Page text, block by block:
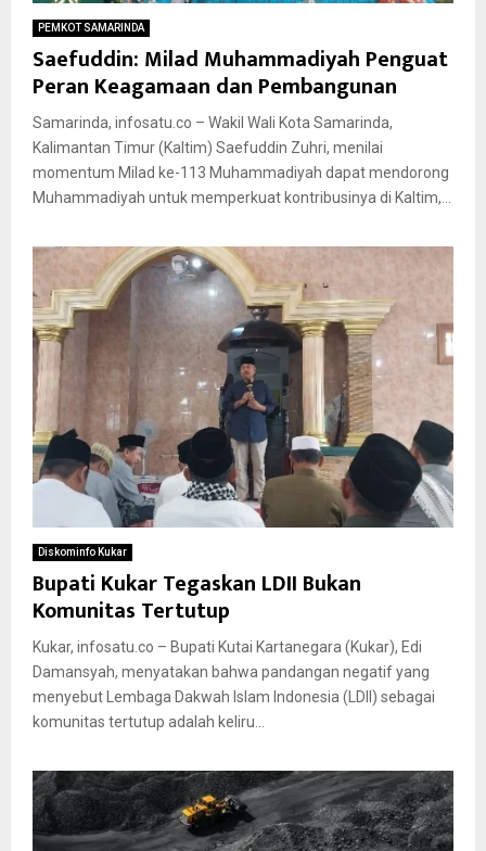
PEMKOT SAMARINDA
Saefuddin: Milad Muhammadiyah Penguat
Peran Keagamaan dan Pembangunan
Samarinda, infosatu.co – Wakil Wali Kota Samarinda,
Kalimantan Timur (Kaltim) Saefuddin Zuhri, menilai
momentum Milad ke-113 Muhammadiyah dapat mendorong
Muhammadiyah untuk memperkuat kontribusinya di Kaltim,...
Diskominfo Kukar
Bupati Kukar Tegaskan LDII Bukan
Komunitas Tertutup
Kukar, infosatu.co – Bupati Kutai Kartanegara (Kukar), Edi
Damansyah, menyatakan bahwa pandangan negatif yang
menyebut Lembaga Dakwah Islam Indonesia (LDII) sebagai
komunitas tertutup adalah keliru...